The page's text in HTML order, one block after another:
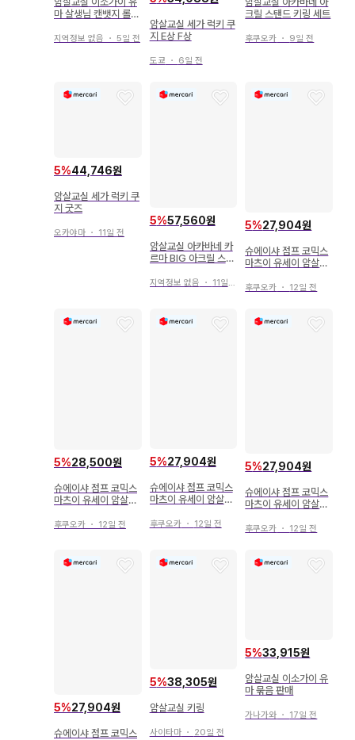
마 살생님 캔뱃지 롤
지역정보 없음 ・ 5일 전
암살교실 세가 럭키 쿠
지 E상 F상
도쿄 ・ 6일 전
크릴 스탠드 키링 세트
후쿠오카 ・ 9일 전
5%44,746원
암살교실 세가 럭키 쿠
지 굿즈
오카야마 ・ 11일 전
5%57,560원
암살교실 아카바네 카
르마 BIG 아크릴 스탠
스 아크릴 스탠드
지역정보 없음 ・ 11일 전
5%27,904원
슈에이샤 점프 코믹스
마츠이 유세이 암살교
후쿠오카 ・ 12일 전
5%28,500원
슈에이샤 점프 코믹스
마츠이 유세이 암살교
후쿠오카 ・ 12일 전
5%27,904원
슈에이샤 점프 코믹스
마츠이 유세이 암살교
후쿠오카・ 12일 전
5%27,904원
슈에이샤 점프 코믹스
마츠이 유세이 암살교
후쿠오카 ・ 12일 전
5%27,904원
슈에이샤 점프 코믹스
5%38,305원
암살교실 키링
사이타마・ 20일 전
5%33,915원
암살교실 이소가이 유
마 묶음 판매
가나가와 ・ 17일 전